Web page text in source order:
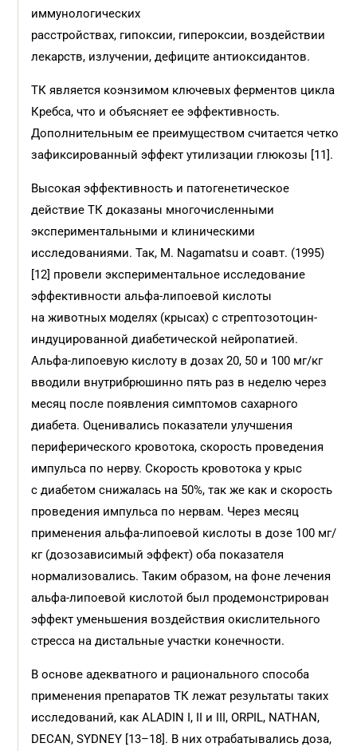
иммунологических
расстройствах, гипоксии, гипероксии, воздействии
лекарств, излучении, дефиците антиоксидантов.
ТК является коэнзимом ключевых ферментов цикла
Кребса, что и объясняет ее эффективность.
Дополнительным ее преимуществом считается четко
зафиксированный эффект утилизации глюкозы [11].
Высокая эффективность и патогенетическое
действие ТК доказаны многочисленными
экспериментальными и клиническими
исследованиями. Так, M. Nagamatsu и соавт. (1995)
[12] провели экспериментальное исследование
эффективности альфа-липоевой кислоты
на животных моделях (крысах) с стрептозотоцин-
индуцированной диабетической нейропатией.
Альфа-липоевую кислоту в дозах 20, 50 и 100 мг/кг
вводили внутрибрюшинно пять раз в неделю через
месяц после появления симптомов сахарного
диабета. Оценивались показатели улучшения
периферического кровотока, скорость проведения
импульса по нерву. Скорость кровотока у крыс
с диабетом снижалась на 50%, так же как и скорость
проведения импульса по нервам. Через месяц
применения альфа-липоевой кислоты в дозе 100 мг/
кг (дозозависимый эффект) оба показателя
нормализовались. Таким образом, на фоне лечения
альфа-липоевой кислотой был продемонстрирован
эффект уменьшения воздействия окислительного
стресса на дистальные участки конечности.
В основе адекватного и рационального способа
применения препаратов ТК лежат результаты таких
исследований, как ALADIN I, II и III, ORPIL, NATHAN,
DECAN, SYDNEY [13–18]. В них отрабатывались доза,